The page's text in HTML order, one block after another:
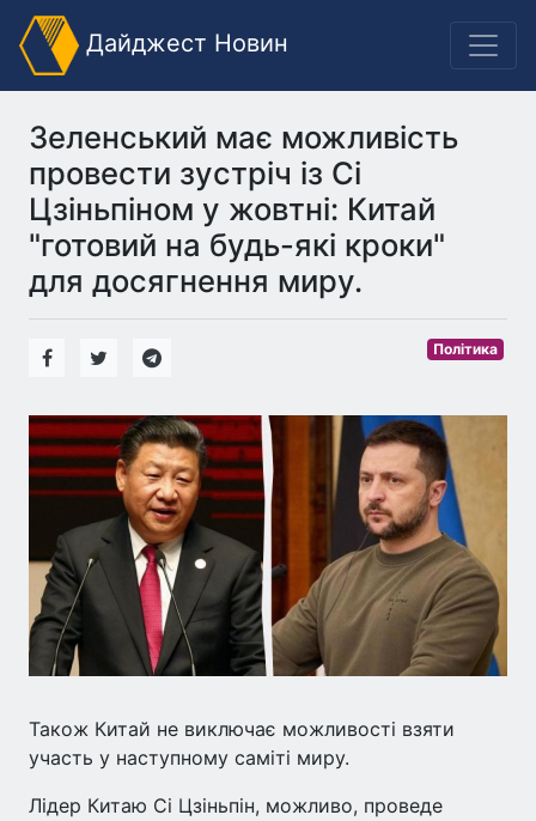
Дайджест Новин
Зеленський має можливість
провести зустріч із Сі
Цзіньпіном у жовтні: Китай
"готовий на будь-які кроки"
для досягнення миру.
Політика
Також Китай не виключає можливості взяти
участь у наступному саміті миру.
Лідер Китаю Сі Цзіньпін, можливо, проведе